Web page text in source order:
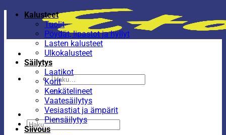
Etsi:
Etsi:
Kalusteet
Tuolit
Pöydät, lipastot ja hyllyt
Lasten kalusteet
Ulkokalusteet
Säilytys
Laatikot
Korit
Kenkätelineet
Vaatesäilytys
Vesiastiat ja ämpärit
Piensäilytys
Siivous